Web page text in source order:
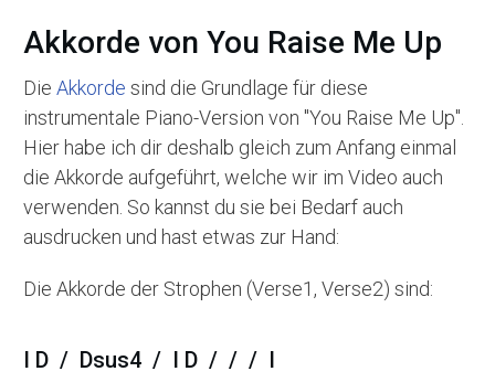
Akkorde von You Raise Me Up
Die Akkorde sind die Grundlage für diese
instrumentale Piano-Version von "You Raise Me Up".
Hier habe ich dir deshalb gleich zum Anfang einmal
die Akkorde aufgeführt, welche wir im Video auch
verwenden. So kannst du sie bei Bedarf auch
ausdrucken und hast etwas zur Hand:
Die Akkorde der Strophen (Verse1, Verse2) sind:
I D / Dsus4 / I D / / / I